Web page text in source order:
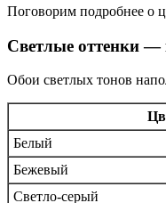
Поговорим подробнее о
Светлые оттенки —
Обои светлых тонов
Белый
Бежевый
Светло-серый